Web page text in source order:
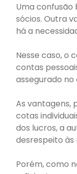
Uma
sócios. Outra
há a
Nesse caso, o
contas
assegurado
As vantagens,
cotas
dos lucros, a
desrespeito
Porém, como